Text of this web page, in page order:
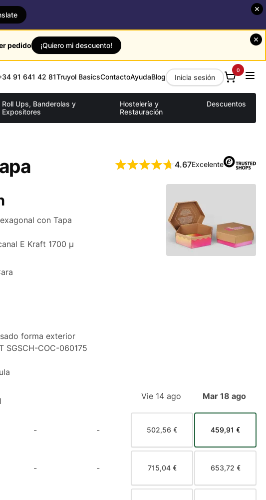
pedido ¡Quiero mi descuento!
91 641 42 81Truyol BasicsContactoAyudaBlog Inicia sesión
0
Roll Ups, Banderolas y
Expositores
Hostelería y
Restauración
Descuentos
4.67Excelente
con Tapa
E Kraft 1700 µ
forma exterior
SGSCH-COC-060175
Vie 14 ago Mar 18 ago
- - 502,56 € 459,91 €
- - 715,04 € 653,72 €